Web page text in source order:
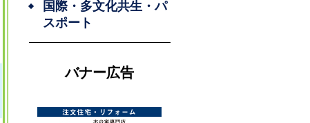
国際・多文化共生・パ
スポート
バナー広告